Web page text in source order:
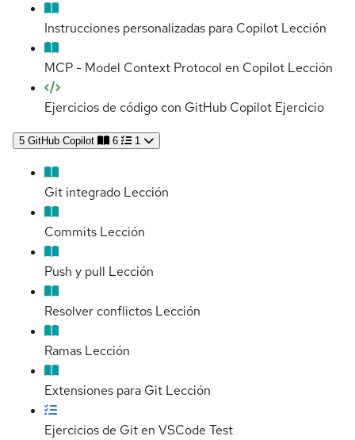
Instrucciones personalizadas para Copilot Lección
MCP - Model Context Protocol en Copilot Lección
Ejercicios de código con GitHub Copilot Ejercicio
5 GitHub Copilot 6 1
Git integrado Lección
Commits Lección
Push y pull Lección
Resolver conflictos Lección
Ramas Lección
Extensiones para Git Lección
Ejercicios de Git en VSCode Test